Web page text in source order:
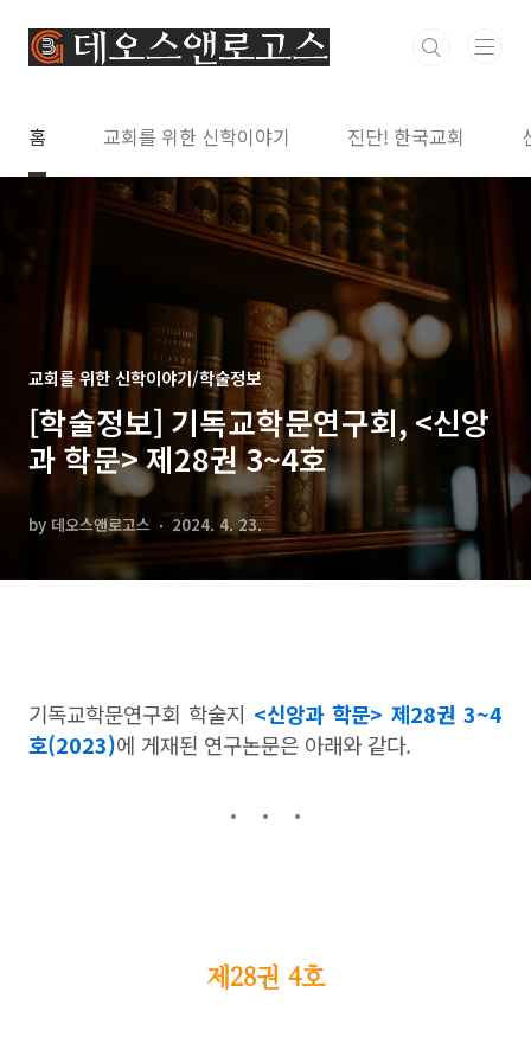
홈 교회를 위한 신학이야기 진단! 한국교회
교회를 위한 신학이야기/학술정보
[학술정보] 기독교학문연구회, <신앙
과 학문> 제28권 3~4호
by 데오스앤로고스 2024. 4. 23.
기독교학문연구회 학술지 <신앙과 학문> 제28권 3~4
호(2023)에 게재된 연구논문은 아래와 같다.
제28권 4호